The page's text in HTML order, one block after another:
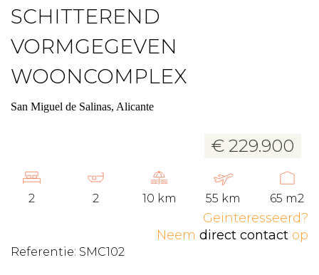
SCHITTEREND
VORMGEGEVEN
WOONCOMPLEX
San Miguel de Salinas, Alicante
€ 229.900
2 2 10 km 55 km 65 m2
Geinteresseerd?
Neem direct contact op
Referentie: SMC102